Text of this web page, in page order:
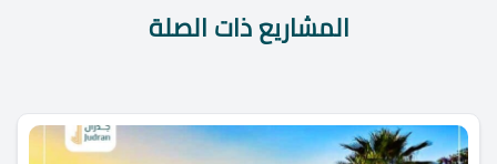
المشاريع ذات الصلة